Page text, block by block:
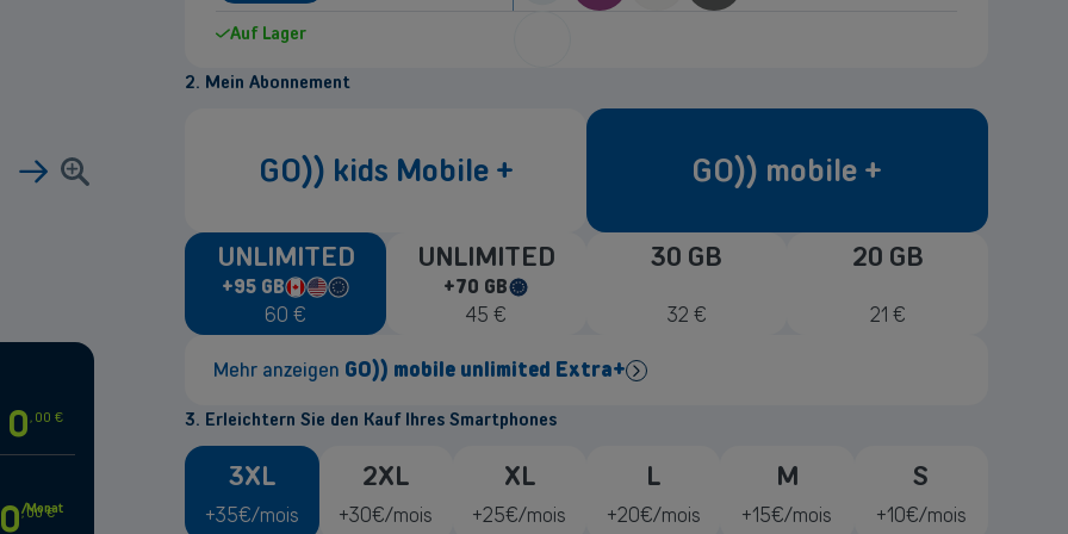
0, 00 €
,00€
/Monat
Auf Lager
2. Mein Abonnement
GO)) kids Mobile + GO)) mobile +
UNLIMITED
+95 GBinCanada
UnitedEuropean
Union
60 €
UNLIMITED
+70 GB
in
45 €
30 GB
32 €
20 GB
21 €
Mehr anzeigen GO)) mobile unlimited Extra+
Nationale Daten bei5GGeschwindigkeit
95GBin Europa, den USA und Kanada
Gespräche/SMS in Europa, USA & Kanada
inklusive (6.000 uniteit)
Nationale & Internationale Digitale Presse inklusive
3. Erleichtern Sie den Kauf Ihres Smartphones
3XL
+35€/mois
2XL
+30€/mois
XL
+25€/mois
L
+20€/mois
M
+15€/mois
S
+10€/mois